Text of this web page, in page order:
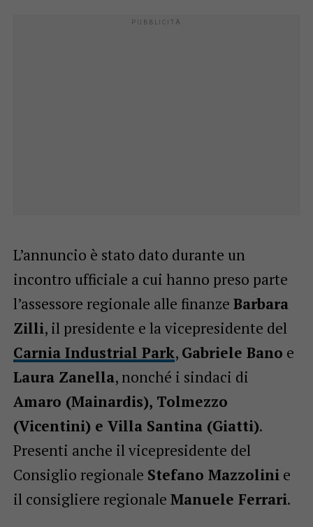
L’annuncio è stato dato durante un
incontro ufficiale a cui hanno preso parte
l’assessore regionale alle finanze Barbara
Zilli, il presidente e la vicepresidente del
Carnia Industrial Park, Gabriele Bano e
Laura Zanella, nonché i sindaci di
Amaro (Mainardis), Tolmezzo
(Vicentini) e Villa Santina (Giatti).
Presenti anche il vicepresidente del
Consiglio regionale Stefano Mazzolinie
il consigliere regionale Manuele Ferrari.